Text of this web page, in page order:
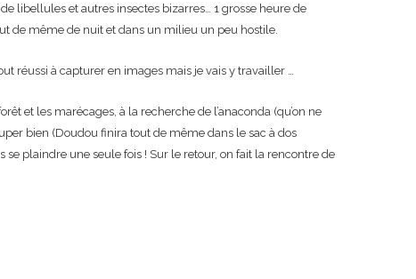
libellules et autres insectes bizarres… 1 grosse heure de
de même de nuit et dans un milieu un peu hostile.
réussi à capturer en images mais je vais y travailler …
et les marécages, à la recherche de l’anaconda (qu’on ne
bien (Doudou finira tout de même dans le sac à dos
plaindre une seule fois ! Sur le retour, on fait la rencontre de